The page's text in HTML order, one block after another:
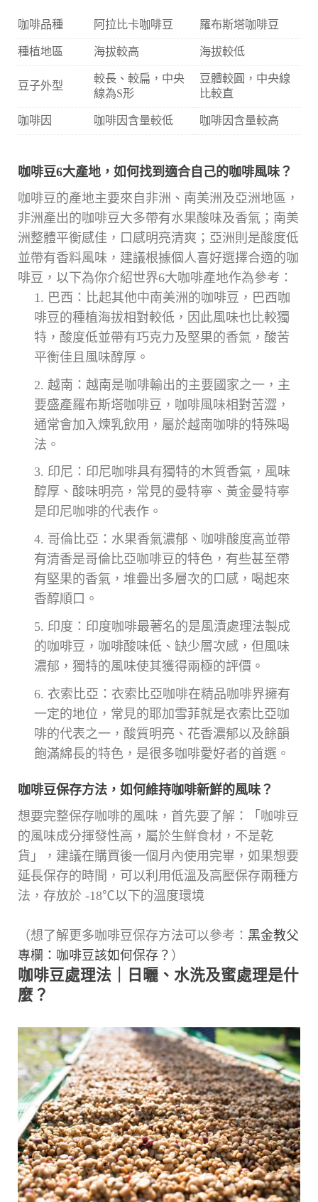
咖啡品種 阿拉比卡咖啡豆 羅布斯塔咖啡豆
種植地區 海拔較高 海拔較低
豆子外型
較長、較扁，中央
線為S形
豆體較圓，中央線
比較直
咖啡因 咖啡因含量較低 咖啡因含量較高
咖啡豆6大產地，如何找到適合自己的咖啡風味？
咖啡豆的產地主要來自非洲、南美洲及亞洲地區，
非洲產出的咖啡豆大多帶有水果酸味及香氣；南美
洲整體平衡感佳，口感明亮清爽；亞洲則是酸度低
並帶有香料風味，建議根據個人喜好選擇合適的咖
啡豆，以下為你介紹世界6大咖啡產地作為參考：
巴西：比起其他中南美洲的咖啡豆，巴西咖
啡豆的種植海拔相對較低，因此風味也比較獨
特，酸度低並帶有巧克力及堅果的香氣，酸苦
平衡佳且風味醇厚。
越南：越南是咖啡輸出的主要國家之一，主
要盛產羅布斯塔咖啡豆，咖啡風味相對苦澀，
通常會加入煉乳飲用，屬於越南咖啡的特殊喝
法。
印尼：印尼咖啡具有獨特的木質香氣，風味
醇厚、酸味明亮，常見的曼特寧、黃金曼特寧
是印尼咖啡的代表作。
哥倫比亞：水果香氣濃郁、咖啡酸度高並帶
有清香是哥倫比亞咖啡豆的特色，有些甚至帶
有堅果的香氣，堆疊出多層次的口感，喝起來
香醇順口。
印度：印度咖啡最著名的是風漬處理法製成
的咖啡豆，咖啡酸味低、缺少層次感，但風味
濃郁，獨特的風味使其獲得兩極的評價。
衣索比亞：衣索比亞咖啡在精品咖啡界擁有
一定的地位，常見的耶加雪菲就是衣索比亞咖
啡的代表之一，酸質明亮、花香濃郁以及餘韻
飽滿綿長的特色，是很多咖啡愛好者的首選。
咖啡豆保存方法，如何維持咖啡新鮮的風味？
想要完整保存咖啡的風味，首先要了解：「咖啡豆
的風味成分揮發性高，屬於生鮮食材，不是乾
貨」，建議在購買後一個月內使用完畢，如果想要
延長保存的時間，可以利用低溫及高壓保存兩種方
法，存放於 -18℃以下的溫度環境
（想了解更多咖啡豆保存方法可以參考： 黑金教父
專欄：咖啡豆該如何保存？ ）
咖啡豆處理法｜日曬、水洗及蜜處理是什
麼？